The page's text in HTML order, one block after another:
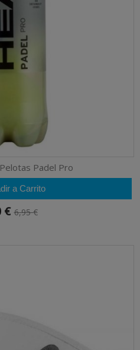
Padel Pro
a Carrito
€6,95 €